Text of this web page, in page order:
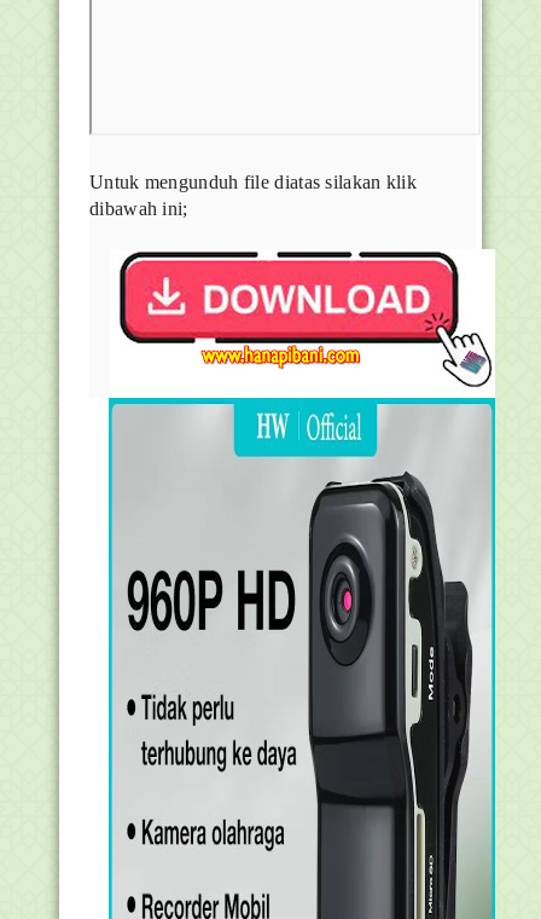
Untuk mengunduh file diatas silakan klik
dibawah ini;